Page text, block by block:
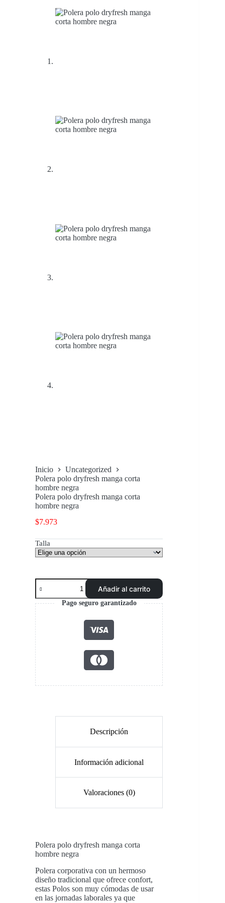
Inicio
Uncategorized
Polera polo dryfresh manga corta
hombre negra
Polera polo dryfresh manga corta
hombre negra
$7.973
Talla
Polera
polo
dryfresh
manga
corta
hombre
negra
cantidad
Añadir al carrito
Pago seguro garantizado
Descripción
Información adicional
Valoraciones (0)
Polera polo dryfresh manga corta
hombre negra
Polera corporativa con un hermoso
diseño tradicional que ofrece confort,
estas Polos son muy cómodas de usar
en las jornadas laborales ya que